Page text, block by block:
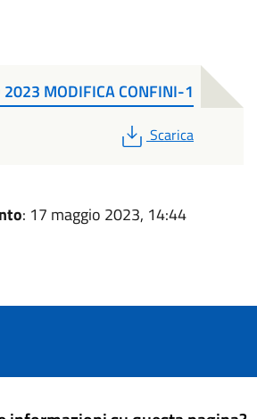
2023 MODIFICA CONFINI-1
PDF
Scarica
: 17 maggio 2023, 14:44